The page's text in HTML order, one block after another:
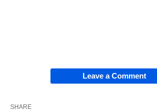
Leave a Comment
SHARE